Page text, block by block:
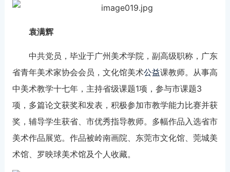
袁满辉
中共党员，毕业于广州美术学院，副高级职称，广东
省青年美术家协会会员，文化馆美术公益课教师。从事高
中美术教学十七年，主持省级课题1项，参与市课题3
项，多篇论文获奖和发表，积极参加市教学能力比赛并获
奖，辅导学生获省、市优秀指导教师。多幅作品入选省市
美术作品展览。作品被岭南画院、东莞市文化馆、莞城美
术馆、罗映球美术馆及个人收藏。